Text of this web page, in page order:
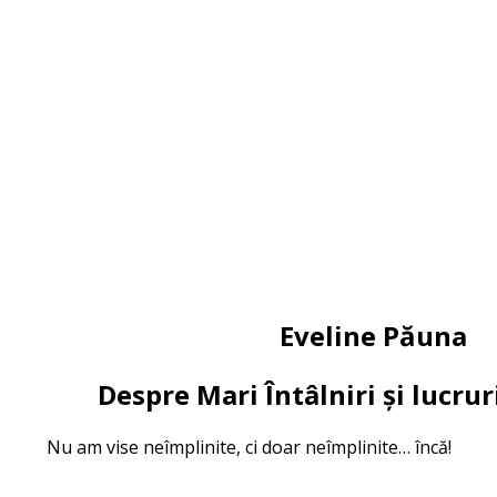
Eveline Păuna
Despre Mari Întâlniri și
Nu am vise neîmplinite, ci doar neîmplinite… încă!